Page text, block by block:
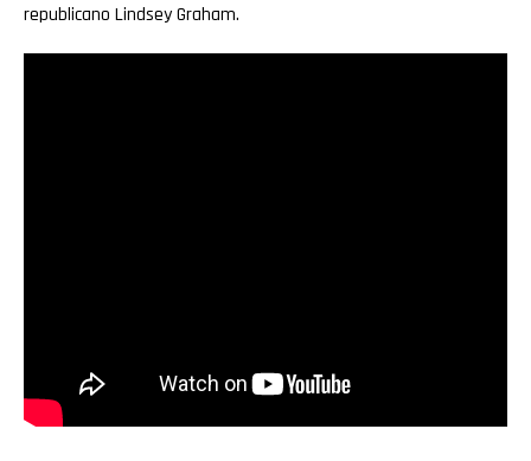
republicano Lindsey Graham.